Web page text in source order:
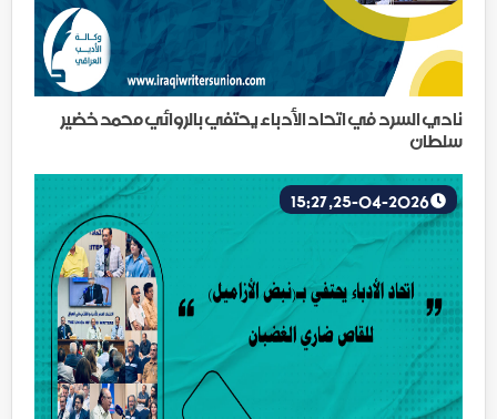
نادي السرد في اتحاد الأدباء يحتفي بالروائي محمد خضير
سلطان